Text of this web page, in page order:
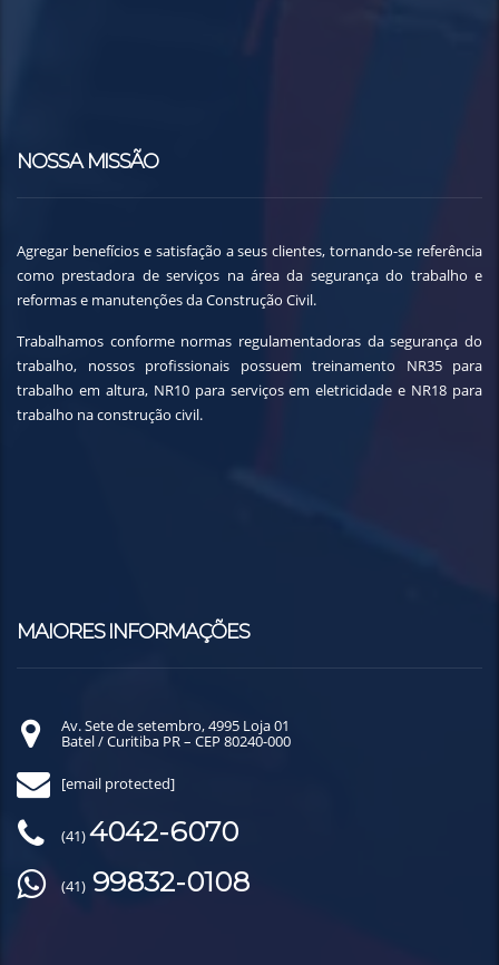
NOSSA MISSÃO
Agregar benefícios e satisfação a seus clientes, tornando-se referência
como prestadora de serviços na área da segurança do trabalho e
reformas e manutenções da Construção Civil.
Trabalhamos conforme normas regulamentadoras da segurança do
trabalho, nossos profissionais possuem treinamento NR35 para
trabalho em altura, NR10 para serviços em eletricidade e NR18 para
trabalho na construção civil.
MAIORES INFORMAÇÕES
Av. Sete de setembro, 4995 Loja 01
Batel / Curitiba PR – CEP 80240-000
[email protected]
(41)4042-6070
(41) 99832-0108